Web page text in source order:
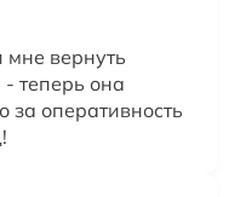
мне вернуть
теперь она
за оперативность